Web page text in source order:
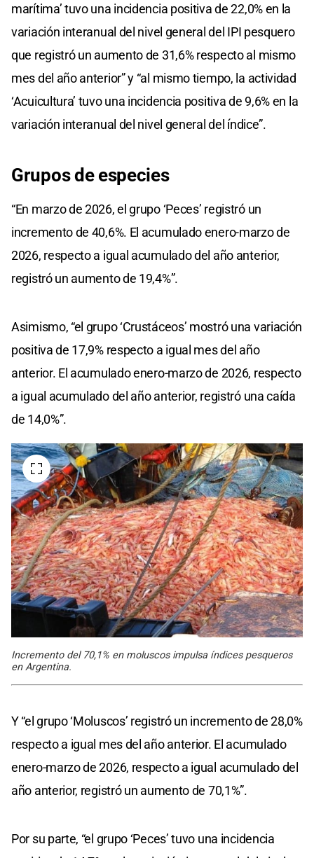
marítima’ tuvo una incidencia positiva de 22,0% en la
variación interanual del nivel general del IPI pesquero
que registró un aumento de 31,6% respecto al mismo
mes del año anterior” y “al mismo tiempo, la actividad
‘Acuicultura’ tuvo una incidencia positiva de 9,6% en la
variación interanual del nivel general del índice”.
Grupos de especies
“En marzo de 2026, el grupo ‘Peces’ registró un
incremento de 40,6%. El acumulado enero-marzo de
2026, respecto a igual acumulado del año anterior,
registró un aumento de 19,4%”.
Asimismo, “el grupo ‘Crustáceos’ mostró una variación
positiva de 17,9% respecto a igual mes del año
anterior. El acumulado enero-marzo de 2026, respecto
a igual acumulado del año anterior, registró una caída
de 14,0%”.
Incremento del 70,1% en moluscos impulsa índices pesqueros
en Argentina.
Y “el grupo ‘Moluscos’ registró un incremento de 28,0%
respecto a igual mes del año anterior. El acumulado
enero-marzo de 2026, respecto a igual acumulado del
año anterior, registró un aumento de 70,1%”.
Por su parte, “el grupo ‘Peces’ tuvo una incidencia